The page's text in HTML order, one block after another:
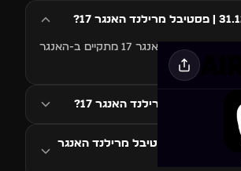
האירוע 31.12.2024 | פסטיבל מרילנד האנגר 17 מתקיים ב-האנגר
איזה סגנון מוזיקה ב-31.12.2024 | פסטיבל מרילנד האנגר